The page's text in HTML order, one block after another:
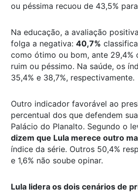
ou péssima recuou de 43,5% para
Na educação, a avaliação
folga a negativa: 40,7%
como ótimo ou bom, ante 29,4%
ruim ou péssimo. Na saúde, os
35,4% e 38,7%, respectivamente.
Outro indicador favorável ao
percentual dos que defendem
Palácio do Planalto. Segundo o
dizem que Lula merece outro
índice da série. Outros 50,4%
e 1,6% não soube opinar.
Lula lidera os dois cenários de